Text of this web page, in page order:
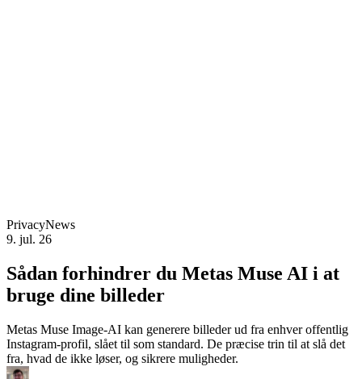
PrivacyNews
9. jul. 26
Sådan forhindrer du Metas Muse AI i at
bruge dine billeder
Metas Muse Image-AI kan generere billeder ud fra enhver offentlig
Instagram-profil, slået til som standard. De præcise trin til at slå det
fra, hvad de ikke løser, og sikrere muligheder.